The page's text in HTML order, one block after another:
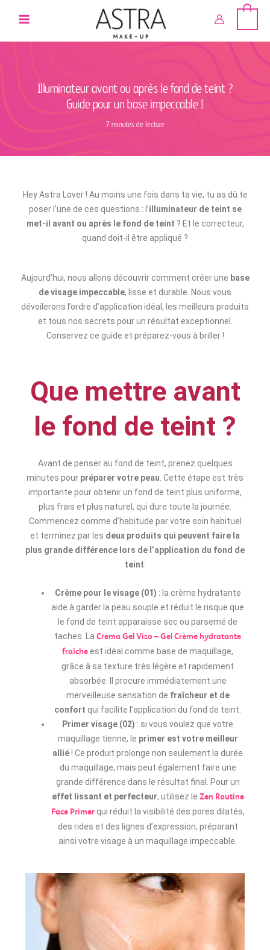
Illuminateur avant ou après le fond de teint ?
Guide pour un base impeccable !
7 minutes de lecture
Hey Astra Lover ! Au moins une fois dans ta vie, tu as dû te
poser l’une de ces questions : l’illuminateur de teint se
met-il avant ou après le fond de teint ? Et le correcteur,
quand doit-il être appliqué ?
Aujourd’hui, nous allons découvrir comment créer une base
de visage impeccable, lisse et durable. Nous vous
dévoilerons l’ordre d’application idéal, les meilleurs produits
et tous nos secrets pour un résultat exceptionnel.
Conservez ce guide et préparez-vous à briller !
Que mettre avant
le fond de teint ?
Avant de penser au fond de teint, prenez quelques
minutes pour préparer votre peau. Cette étape est très
importante pour obtenir un fond de teint plus uniforme,
plus frais et plus naturel, qui dure toute la journée.
Commencez comme d’habitude par votre soin habituel
et terminez par les deux produits qui peuvent faire la
plus grande différence lors de l’application du fond de
teint:
Crème pour le visage (01) : la crème hydratante
aide à garder la peau souple et réduit le risque que
le fond de teint apparaisse sec ou parsemé de
taches. La Crema Gel Viso – Gel Crème hydratante
fraîche est idéal comme base de maquillage,
grâce à sa texture très légère et rapidement
absorbée. Il procure immédiatement une
merveilleuse sensation de fraîcheur et de
confort qui facilite l’application du fond de teint.
Primer visage (02) : si vous voulez que votre
maquillage tienne, le primer est votre meilleur
allié! Ce produit prolonge non seulement la durée
du maquillage, mais peut également faire une
grande différence dans le résultat final. Pour un
effet lissant et perfecteur, utilisez le Zen Routine
Face Primer qui réduit la visibilité des pores dilatés,
des rides et des lignes d’expression, préparant
ainsi votre visage à un maquillage impeccable.